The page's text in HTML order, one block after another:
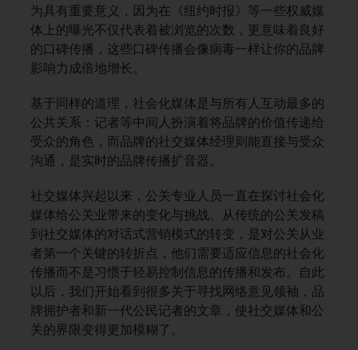
为具有重要意义，因为在《纽约时报》等一些权威媒
体上的曝光不仅代表着被浏览的次数，更意味着良好
的口碑传播，这些口碑传播会像病毒一样让你的品牌
影响力成倍地增长。
基于同样的道理，社会化媒体是与所有人互动最多的
公共关系：记者等中间人扮演着将品牌的价值传递给
受众的角色，而品牌的社交媒体经理则能直接与受众
沟通，是实时的品牌传播扩音器。
社交媒体兴起以来，公关专业人员一直在探讨社会化
媒体给公关业带来的变化与挑战。从传统的公关发稿
到社交媒体的对话式营销模式的转变，是对公关从业
者第一个关键的转折点，他们需要适应信息的社会化
传播而不是习惯于轻易控制信息的传播和发布。自此
以后，我们开始看到很多关于寻找网络意见领袖，品
牌拥护者和新一代公民记者的文章，使社交媒体和公
关的界限变得更加模糊了。